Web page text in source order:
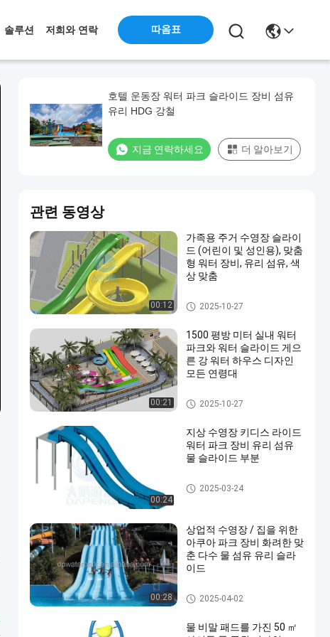
솔루션 저희와 연락 따옴표
호텔 운동장 워터 파크 슬라이드 장비 섬유
유리 HDG 강철
지금 연락하세요 더 알아보기
관련 동영상
00:12
가족용 주거 수영장 슬라이
드 (어린이 및 성인용), 맞춤
형 워터 장비, 유리 섬유, 색
상 맞춤
아쿠아 파크
2025-10-27
00:21
1500 평방 미터 실내 워터
파크와 워터 슬라이드 게으
른 강 워터 하우스 디자인
모든 연령대
아쿠아 파크
2025-10-27
00:24
지상 수영장 키디스 라이드
워터 파크 장비 유리 섬유
물 슬라이드 부분
수영장 워터 슬라이드
2025-03-24
00:28
상업적 수영장 / 집을 위한
아쿠아 파크 장비 화려한 맞
춘 다수 물 섬유 유리 슬라
이드
워터 파크 슬라이드
2025-04-02
물 비말 패드를 가진 50 ㎡